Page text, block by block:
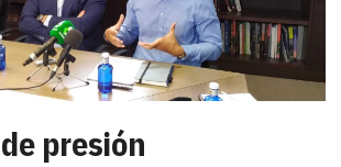
presión